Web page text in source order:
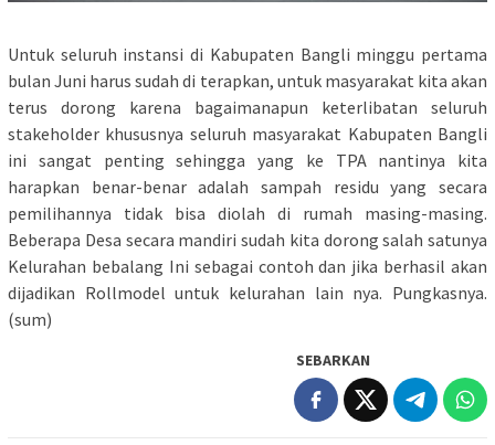
Untuk seluruh instansi di Kabupaten Bangli minggu pertama
bulan Juni harus sudah di terapkan, untuk masyarakat kita akan
terus dorong karena bagaimanapun keterlibatan seluruh
stakeholder khususnya seluruh masyarakat Kabupaten Bangli
ini sangat penting sehingga yang ke TPA nantinya kita
harapkan benar-benar adalah sampah residu yang secara
pemilihannya tidak bisa diolah di rumah masing-masing.
Beberapa Desa secara mandiri sudah kita dorong salah satunya
Kelurahan bebalang Ini sebagai contoh dan jika berhasil akan
dijadikan Rollmodel untuk kelurahan lain nya. Pungkasnya.
(sum)
SEBARKAN